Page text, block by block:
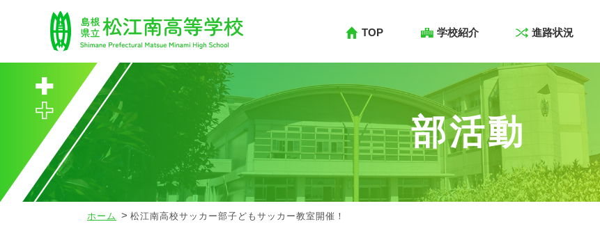
TOP 学校紹介 進路状況
部活動
ホーム 松江南高校サッカー部子どもサッカー教室開催！